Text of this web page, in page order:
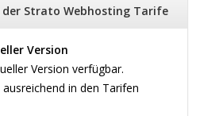
der Strato Webhosting Tarife
Version
Version verfügbar.
in den Tarifen